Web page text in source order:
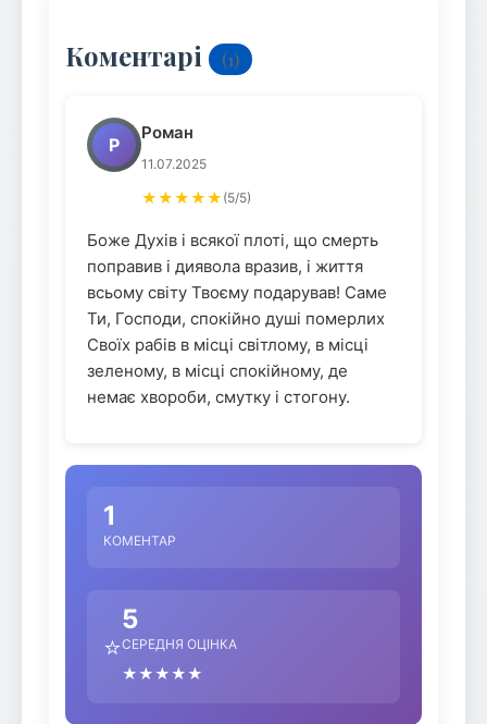
Коментарі (1)
Р
Роман
11.07.2025
★★★★★ (5/5)
Боже Духів і всякої плоті, що смерть
поправив і диявола вразив, і життя
всьому світу Твоєму подарував! Саме
Ти, Господи, спокійно душі померлих
Своїх рабів в місці світлому, в місці
зеленому, в місці спокійному, де
немає хвороби, смутку і стогону.
1
КОМЕНТАР
⭐
5
СЕРЕДНЯ ОЦІНКА
★★★★★